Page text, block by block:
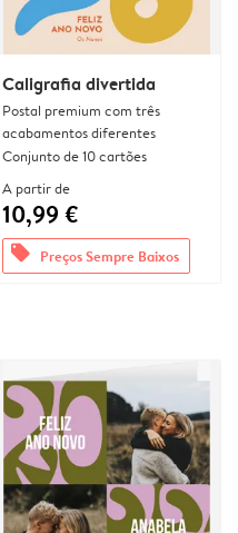
Caligrafia divertida
Postal premium com três
acabamentos diferentes
Conjunto de 10 cartões
A partir de
10,99 €
offers Preços Sempre Baixos